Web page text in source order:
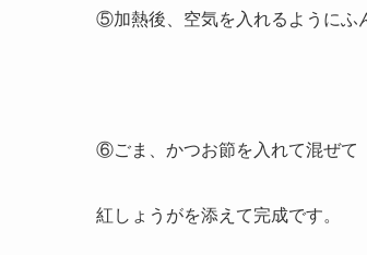
⑤加熱後、空気を入れるようにふ
⑥ごま、かつお節を入れて混ぜて
紅しょうがを添えて完成です。